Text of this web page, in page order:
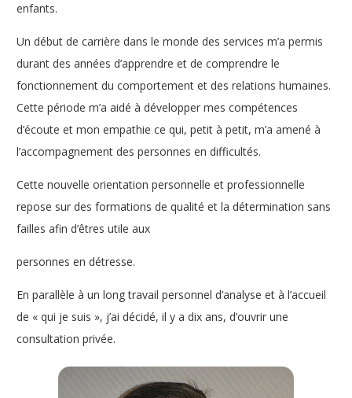
enfants.
Un début de carrière dans le monde des services m’a permis
durant des années d’apprendre et de comprendre le
fonctionnement du comportement et des relations humaines.
Cette période m’a aidé à développer mes compétences
d’écoute et mon empathie ce qui, petit à petit, m’a amené à
l’accompagnement des personnes en difficultés.
Cette nouvelle orientation personnelle et professionnelle
repose sur des formations de qualité et la détermination sans
failles afin d’êtres utile aux
personnes en détresse.
En parallèle à un long travail personnel d’analyse et à l’accueil
de « qui je suis », j’ai décidé, il y a dix ans, d’ouvrir une
consultation privée.